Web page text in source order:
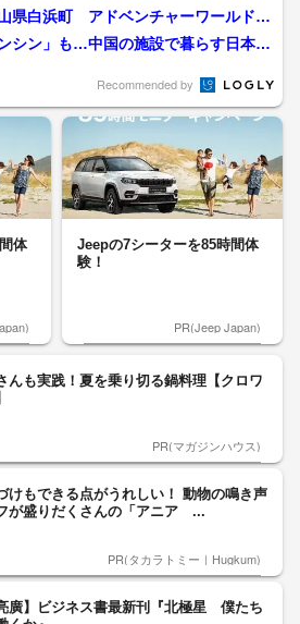
と...
県白浜町 アドベンチャーワールドは
タ...シン」も…中国の施設で暮らす日本に
Recommended by
体
Jeepの7シーターを85時間体
験！
PR(Jeep Japan)
んも実践！夏を乗り切る鍋料理【クロワ
PR(マガジンハウス)
けもできる点がうれしい！ 動物の鳴き声
が盛りだくさんの「アニア ...
PR(タカラトミー｜Hugkum)
廣】ビジネス書最新刊『北極星 僕たち